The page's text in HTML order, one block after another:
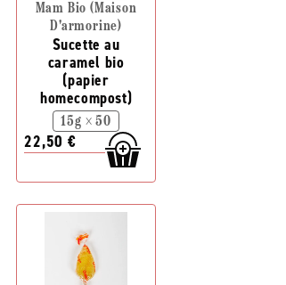
Mam Bio (Maison
D'armorine)
Sucette au
caramel bio
(papier
homecompost)
15g × 50
22,50 €